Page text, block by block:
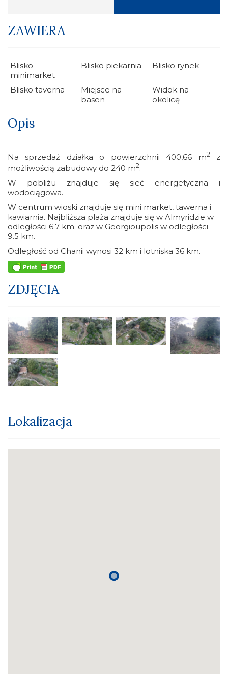
ZAWIERA
Blisko
minimarket
Blisko piekarnia Blisko rynek
Blisko taverna
Miejsce na
basen
Widok na
okolicę
Opis
Na sprzedaż działka o powierzchnii 400,66 m2z
możliwością zabudowy do 240 m2.
W pobliżu znajduje się sieć energetyczna i
wodociągowa.
W centrum wioski znajduje się mini market, tawerna i
kawiarnia. Najbliższa plaża znajduje się w Almyridzie w
odległości 6.7 km. oraz w Georgioupolis w odległości
9.5 km.
Odległość od Chanii wynosi 32 km i lotniska 36 km.
ZDJĘCIA
Lokalizacja